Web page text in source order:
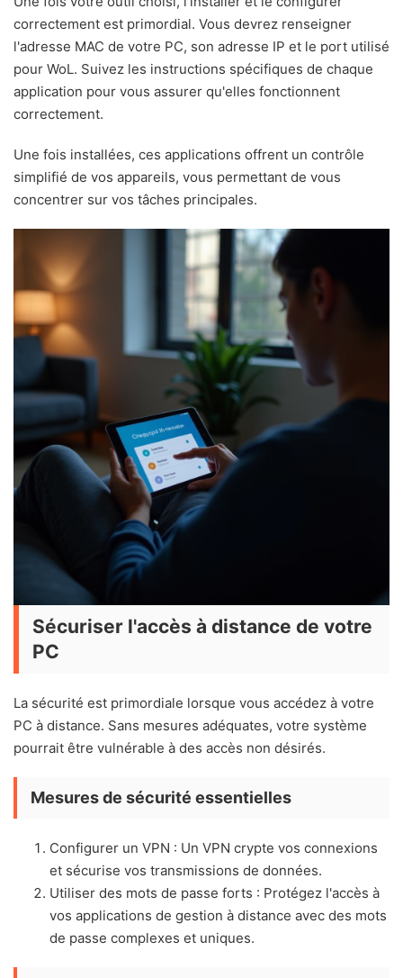
correctement est primordial. Vous devrez renseigner
l'adresse MAC de votre PC, son adresse IP et le port utilisé
pour WoL. Suivez les instructions spécifiques de chaque
application pour vous assurer qu'elles fonctionnent
correctement.
Une fois installées, ces applications offrent un contrôle
simplifié de vos appareils, vous permettant de vous
concentrer sur vos tâches principales.
Sécuriser l'accès à distance de votre
PC
La sécurité est primordiale lorsque vous accédez à votre
PC à distance. Sans mesures adéquates, votre système
pourrait être vulnérable à des accès non désirés.
Mesures de sécurité essentielles
Configurer un VPN : Un VPN crypte vos connexions
et sécurise vos transmissions de données.
Utiliser des mots de passe forts : Protégez l'accès à
vos applications de gestion à distance avec des mots
de passe complexes et uniques.